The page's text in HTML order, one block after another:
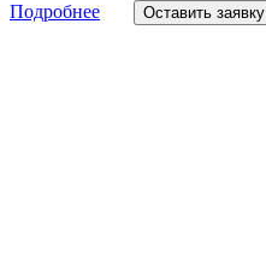
Подробнее Оставить заявку